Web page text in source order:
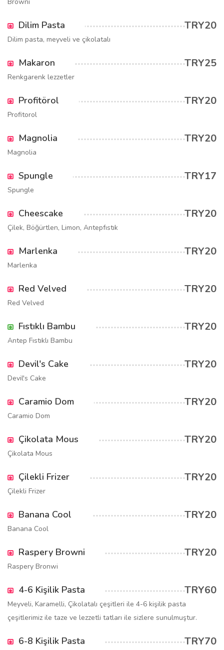
Dilim Pasta TRY20
Dilim pasta, meyveli ve çikolatalı
Makaron TRY25
Renkgarenk lezzetler
Profitörol TRY20
Profitorol
Magnolia TRY20
Magnolia
Spungle TRY17
Spungle
Cheescake TRY20
Çilek, Böğürtlen, Limon, Antepfıstık
Marlenka TRY20
Marlenka
Red Velved TRY20
Red Velved
Fıstıklı Bambu TRY20
Antep Fıstıklı Bambu
Devil's Cake TRY20
Devil's Cake
Caramio Dom TRY20
Caramio Dom
Çikolata Mous TRY20
Çikolata Mous
Çilekli Frizer TRY20
Çilekli Frizer
Banana Cool TRY20
Banana Cool
Raspery Browni TRY20
Raspery Bronwi
4-6 Kişilik Pasta TRY60
Meyveli, Karamelli, Çikolatalı çeşitleri ile 4-6 kişilik pasta
çeşitlerimiz ile taze ve lezzetli tatları ile sizlere sunulmuştur.
6-8 Kişilik Pasta TRY70